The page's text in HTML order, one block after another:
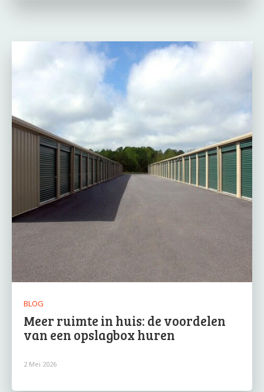
BLOG
Meer ruimte in huis: de voordelen
van een opslagbox huren
2 Mei 2026